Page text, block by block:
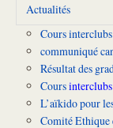
Actualités
Cours
communiqué
Résultat des
Coursinterclubs
L’aïkido pour
Comité Ethique